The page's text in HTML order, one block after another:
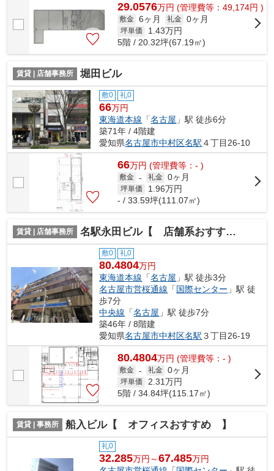
29.0576万円 (管理費等：49,174円 )
敷金 6ヶ月 礼金 0ヶ月
坪単価 1.43万円
5階 / 20.32坪(67.19㎡)
賃貸 | 店舗事務所 堀田ビル
敷0 礼0
66万円
東海道本線 「名古屋 」駅 徒歩6分
築71年 / 4階建
愛知県名古屋市中村区名駅 ４丁目26-10
66万円 (管理費等：- )
敷金 - 礼金 0ヶ月
坪単価 1.96万円
- / 33.59坪(111.07㎡)
賃貸 | 店舗事務所 名駅永田ビル【 店舗系おすすめ 】
敷0 礼0
80.4804万円
東海道本線 「名古屋 」駅 徒歩3分
名古屋市営桜通線 「国際センター 」駅 徒
歩7分
中央線 「名古屋 」駅 徒歩7分
築46年 / 8階建
愛知県名古屋市中村区名駅 ３丁目26-19
80.4804万円 (管理費等：- )
敷金 - 礼金 0ヶ月
坪単価 2.31万円
5階 / 34.84坪(115.17㎡)
賃貸 | 事務所 船入ビル【 オフィスおすすめ 】
礼0
32.285万円～67.485万円